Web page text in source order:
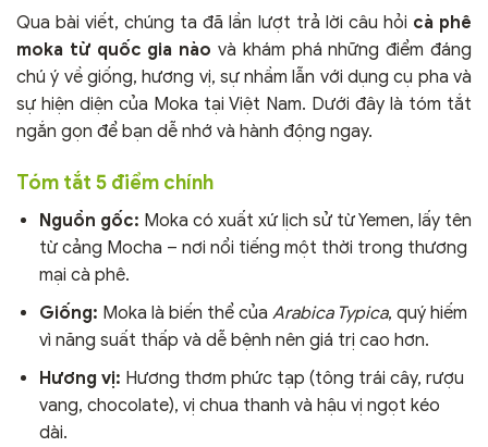
Qua bài viết, chúng ta đã lần lượt trả lời câu hỏi cà phê
moka từ quốc gia nào và khám phá những điểm đáng
chú ý về giống, hương vị, sự nhầm lẫn với dụng cụ pha và
sự hiện diện của Moka tại Việt Nam. Dưới đây là tóm tắt
ngắn gọn để bạn dễ nhớ và hành động ngay.
Tóm tắt 5 điểm chính
Nguồn gốc: Moka có xuất xứ lịch sử từ Yemen, lấy tên
từ cảng Mocha – nơi nổi tiếng một thời trong thương
mại cà phê.
Giống: Moka là biến thể của Arabica Typica, quý hiếm
vì năng suất thấp và dễ bệnh nên giá trị cao hơn.
Hương vị: Hương thơm phức tạp (tông trái cây, rượu
vang, chocolate), vị chua thanh và hậu vị ngọt kéo
dài.